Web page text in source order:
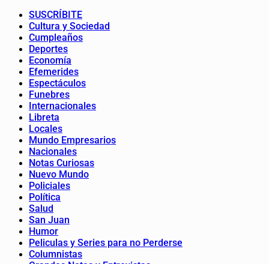
SUSCRÍBITE
Cultura y Sociedad
Cumpleaños
Deportes
Economía
Efemerides
Espectáculos
Funebres
Internacionales
Libreta
Locales
Mundo Empresarios
Nacionales
Notas Curiosas
Nuevo Mundo
Policiales
Política
Salud
San Juan
Humor
Peliculas y Series para no Perderse
Columnistas